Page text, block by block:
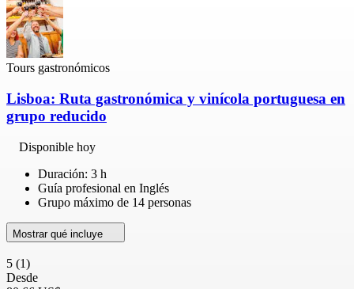
Tours gastronómicos
Lisboa: Ruta gastronómica y vinícola portuguesa en
grupo reducido
Disponible hoy
Duración: 3 h
Guía profesional en Inglés
Grupo máximo de 14 personas
Mostrar qué incluye
5 (1)
Desde